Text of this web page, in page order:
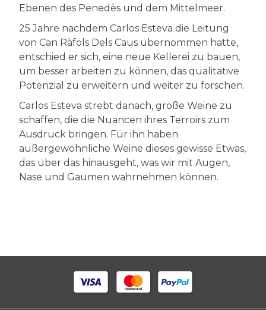
Ebenen des Penedès und dem Mittelmeer.
25 Jahre nachdem Carlos Esteva die Leitung
von Can Ràfols Dels Caus übernommen hatte,
entschied er sich, eine neue Kellerei zu bauen,
um besser arbeiten zu können, das qualitative
Potenzial zu erweitern und weiter zu forschen.
Carlos Esteva strebt danach, große Weine zu
schaffen, die die Nuancen ihres Terroirs zum
Ausdruck bringen. Für ihn haben
außergewöhnliche Weine dieses gewisse Etwas,
das über das hinausgeht, was wir mit Augen,
Nase und Gaumen wahrnehmen können.